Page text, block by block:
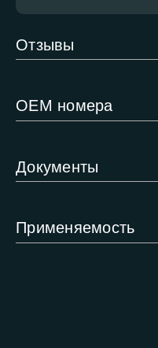
Отзывы
ОЕМ номера
Документы
Применяемость